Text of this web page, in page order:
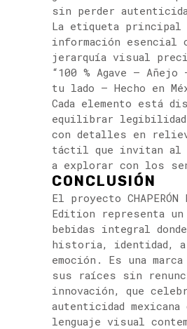
sin perder
La etiqueta principal
información esencial
jerarquía visual
“100 % Agave – Añejo
tu lado – Hecho en
Cada elemento está
equilibrar
con detalles en
táctil que invitan al
a explorar con los
CONCLUSIÓN
El proyecto CHAPERÓN
Edition representa un
bebidas integral
historia, identidad,
emoción. Es una
sus raíces sin
innovación, que
autenticidad mexicana
lenguaje visual